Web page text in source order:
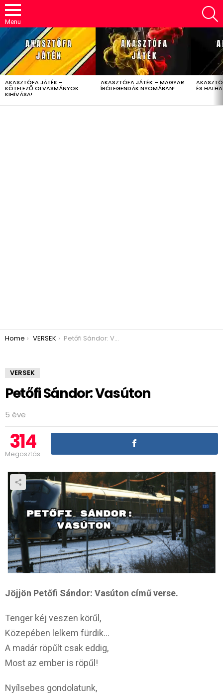
Menu
LATEST
STORIES
AKASZTÓFA JÁTÉK –
KÖTELEZŐ OLVASMÁNYOK
KIHÍVÁSA!
AKASZTÓFA JÁTÉK – MAGYAR
ÍRÓLEGENDÁK NYOMÁBAN! ÉS
You are here:
Home VERSEK Petőfi Sándor: Vasúton
VERSEK
Petőfi Sándor: Vasúton
5 éve
314
Megosztás
Jöjjön Petőfi Sándor: Vasúton című verse.
Tenger kéj veszen körűl,
Közepében lelkem fürdik…
A madár röpűlt csak eddig,
Most az ember is röpűl!
Nyílsebes gondolatunk,